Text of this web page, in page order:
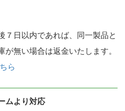
７日以内であれば、同一製品と
無い場合は返金いたします。
ら
ムより対応